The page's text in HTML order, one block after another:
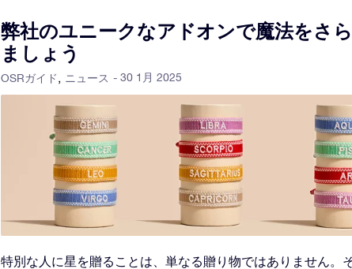
弊社のユニークなアドオンで魔法をさ
ましょう
OSRガイド ニュース - 30 1月 2025
特別な人に星を贈ることは、単なる贈り物ではありません。